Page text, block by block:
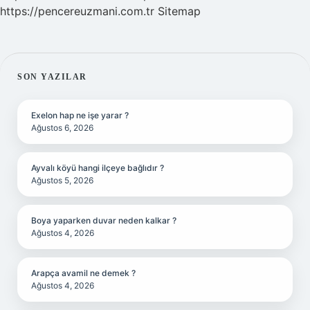
https://pencereuzmani.com.tr Sitemap
SIDEBAR
SON YAZILAR
Exelon hap ne işe yarar ?
Ağustos 6, 2026
Ayvalı köyü hangi ilçeye bağlıdır ?
Ağustos 5, 2026
Boya yaparken duvar neden kalkar ?
Ağustos 4, 2026
Arapça avamil ne demek ?
Ağustos 4, 2026